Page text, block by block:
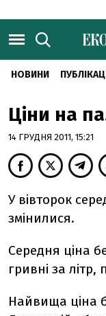
НОВИНИ
Ціни на
14 ГРУДНЯ 2011, 15:21
У вівторок
змінилися.
Середня ціна
гривні за літр,
Найвища ціна